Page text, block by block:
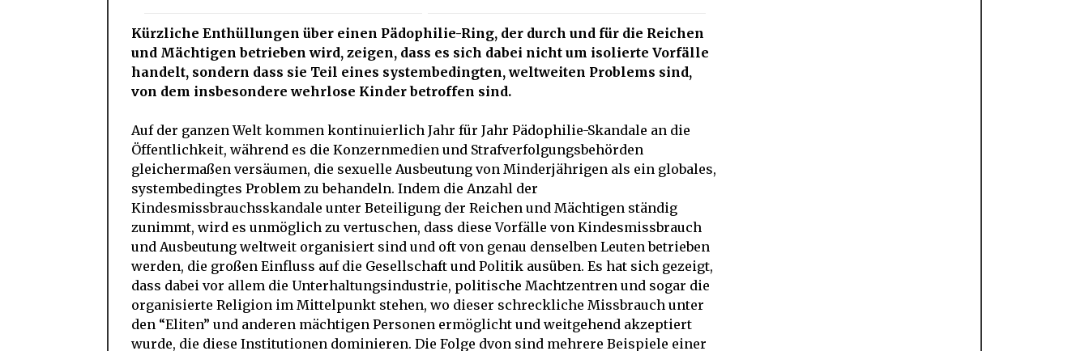
Kürzliche Enthüllungen über einen Pädophilie-Ring, der durch und für die Reichen
und Mächtigen betrieben wird, zeigen, dass es sich dabei nicht um isolierte Vorfälle
handelt, sondern dass sie Teil eines systembedingten, weltweiten Problems sind,
von dem insbesondere wehrlose Kinder betroffen sind.
Auf der ganzen Welt kommen kontinuierlich Jahr für Jahr Pädophilie-Skandale an die
Öffentlichkeit, während es die Konzernmedien und Strafverfolgungsbehörden
gleichermaßen versäumen, die sexuelle Ausbeutung von Minderjährigen als ein globales,
systembedingtes Problem zu behandeln. Indem die Anzahl der
Kindesmissbrauchsskandale unter Beteiligung der Reichen und Mächtigen ständig
zunimmt, wird es unmöglich zu vertuschen, dass diese Vorfälle von Kindesmissbrauch
und Ausbeutung weltweit organisiert sind und oft von genau denselben Leuten betrieben
werden, die großen Einfluss auf die Gesellschaft und Politik ausüben. Es hat sich gezeigt,
dass dabei vor allem die Unterhaltungsindustrie, politische Machtzentren und sogar die
organisierte Religion im Mittelpunkt stehen, wo dieser schreckliche Missbrauch unter
den “Eliten” und anderen mächtigen Personen ermöglicht und weitgehend akzeptiert
wurde, die diese Institutionen dominieren. Die Folge dvon sind mehrere Beispiele einer